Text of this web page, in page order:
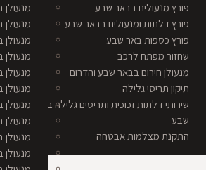
פורץ מנעולים בבאר שבע
פורץ דלתות ומנעולים בבאר שבע
פורץ כספות באר שבע
שחזור מפתח לרכב
מנעולן חירום בבאר שבע והדרום
תיקון תריסי גלילה
שירותי דלתות זכוכית ותריסים גלילה בבאר
שבע
התקנת מצלמות אבטחה
מנעולן
מנעולן
מנעולן
מנעולן
מנעולן
מנעולן
מנעולן
מנעולן
מנעולן